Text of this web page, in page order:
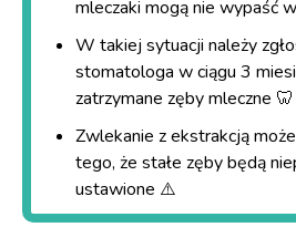
mleczaki mogą nie wypaść
W takiej sytuacji należy
stomatologa w ciągu 3
zatrzymane zęby mleczne 🦷
Zwlekanie z ekstrakcją
tego, że stałe zęby będą
ustawione ⚠️